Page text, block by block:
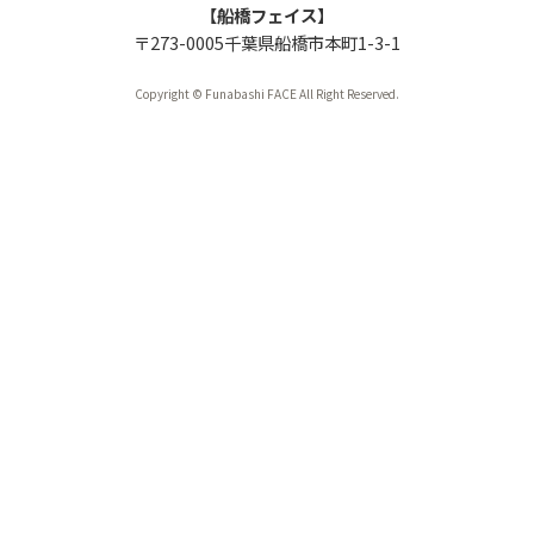
【船橋フェイス】
〒273-0005千葉県船橋市本町1-3-1
Copyright © Funabashi FACE All Right Reserved.